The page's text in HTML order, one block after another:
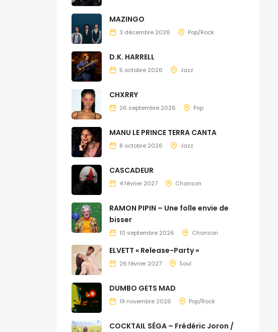
MAZINGO
3 décembre 2026 Pop/Rock
D.K. HARRELL
5 octobre 2026 Jazz
CHXRRY
26 septembre 2026 Pop
MANU LE PRINCE TERRA CANTA
8 octobre 2026 Jazz
CASCADEUR
4 février 2027 Chanson
RAMON PIPIN – Une folle envie de
bisser
10 septembre 2026 Chanson
ELVETT « Release-Party »
26 février 2027 Soul
DUMBO GETS MAD
19 novembre 2026 Pop/Rock
COCKTAIL SÉGA – Frédéric Joron /